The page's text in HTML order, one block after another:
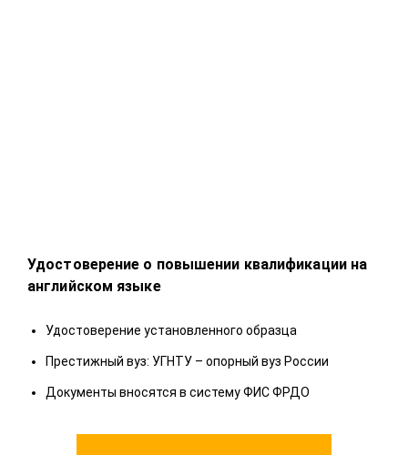
Удостоверение о повышении квалификации на
английском языке
Удостоверение установленного образца
Престижный вуз: УГНТУ – опорный вуз России
Документы вносятся в систему ФИС ФРДО